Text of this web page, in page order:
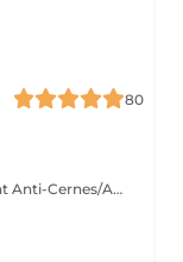
80
Le 24K Gold Eye Mask est un soin revitalisant Anti-Cernes/Anti-Rides composé de Collagène Végétal haute densité, Aloe Vera, Huile de pépins de raisin, Peptides d'avoine, Vitamine A, Acid Hyaluronic et Poudre d'or 24 carats